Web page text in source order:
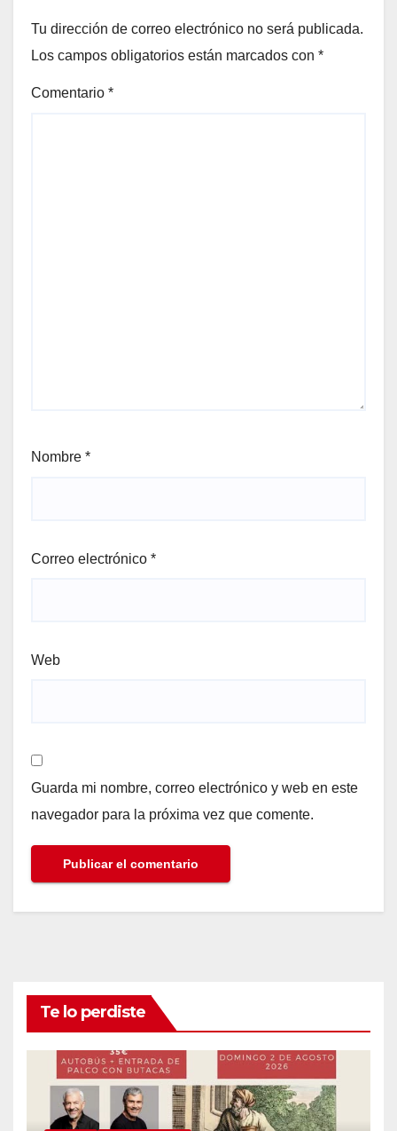
Tu dirección de correo electrónico no será publicada.
Los campos obligatorios están marcados con *
Comentario *
Nombre *
Correo electrónico *
Web
Guarda mi nombre, correo electrónico y web en este
navegador para la próxima vez que comente.
Te lo perdiste